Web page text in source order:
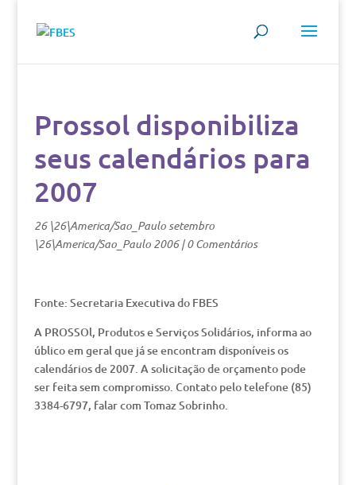
Prossol disponibiliza
seus calendários para
2007
26 \26\America/Sao_Paulo setembro
\26\America/Sao_Paulo 2006|0 Comentários
Fonte: Secretaria Executiva do FBES
A PROSSOl, Produtos e Serviços Solidários, informa ao
úblico em geral que já se encontram disponíveis os
calendários de 2007. A solicitação de orçamento pode
ser feita sem compromisso. Contato pelo telefone (85)
3384-6797, falar com Tomaz Sobrinho.